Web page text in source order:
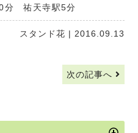
分 祐天寺駅5分
スタンド花 | 2016.09.13
次の記事へ